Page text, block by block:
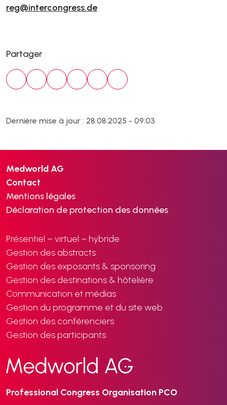
reg@intercongress.de
Partager
Dernière mise à jour : 28.08.2025 - 09:03
Medworld AG
Contact
Mentions légales
Déclaration de protection des données
Professional Congress Organisation PCO
Présentiel – virtuel – hybride
Gestion des abstracts
Gestion des exposants & sponsoring
Gestion des destinations & hôtelière
Communication et médias
Gestion du programme et du site web
Gestion des conférenciers
Gestion des participants